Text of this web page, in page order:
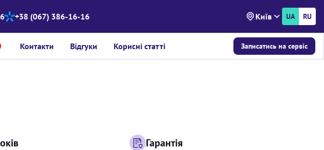
+38 (067) 386-16-16 Київ UA RU
Контакти Відгуки Корисні статті Записатись на сервіс
Гарантія